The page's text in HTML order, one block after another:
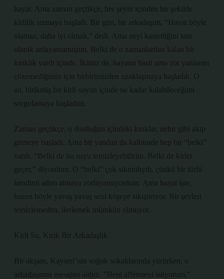
hayat. Ama zaman geçtikçe, her şeyin içinden bir şekilde
kirlilik sızmaya başladı. Bir gün, bir arkadaşım, “Hayat böyle
olamaz, daha iyi olmalı,” dedi. Ama neyi kastettiğini tam
olarak anlayamamıştım. Belki de o zamanlardan kalan bir
kırıklık vardı içinde. İkimiz de, hayatın basit ama zor yanlarını
çözemediğimiz için birbirimizden uzaklaşmaya başladık. O
an, birikmiş bir kirli suyun içinde ne kadar kalabileceğimi
sorgulamaya başladım.
Zaman geçtikçe, o dostluğun içindeki kırıklar, nehir gibi akıp
gitmeye başladı. Ama bir yandan da kalbimde hep bir “belki”
vardı. “Belki de bu suyu temizleyebilirim. Belki de kirler
geçer,” diyordum. O “belki” çok sıkıntılıydı, çünkü bir türlü
kendimi adım atmaya zorlayamıyordum. Ama hayat işte,
bazen böyle yavaş yavaş seni köşeye sıkıştırıyor. Bir şeyleri
temizlemeden, ilerlemek mümkün olmuyor.
Kirli Su, Kırık Bir Arkadaşlık
Bir akşam, Kayseri’nin soğuk sokaklarında yürürken, o
arkadaşımın mesajını aldım. “Beni affetmeni istiyorum,”